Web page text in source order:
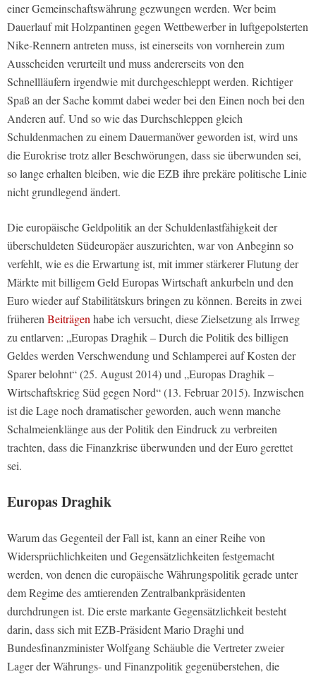
einer Gemeinschaftswährung gezwungen werden. Wer beim
Dauerlauf mit Holzpantinen gegen Wettbewerber in luftgepolsterten
Nike-Rennern antreten muss, ist einerseits von vornherein zum
Ausscheiden verurteilt und muss andererseits von den
Schnellläufern irgendwie mit durchgeschleppt werden. Richtiger
Spaß an der Sache kommt dabei weder bei den Einen noch bei den
Anderen auf. Und so wie das Durchschleppen gleich
Schuldenmachen zu einem Dauermanöver geworden ist, wird uns
die Eurokrise trotz aller Beschwörungen, dass sie überwunden sei,
so lange erhalten bleiben, wie die EZB ihre prekäre politische Linie
nicht grundlegend ändert.
Die europäische Geldpolitik an der Schuldenlastfähigkeit der
überschuldeten Südeuropäer auszurichten, war von Anbeginn so
verfehlt, wie es die Erwartung ist, mit immer stärkerer Flutung der
Märkte mit billigem Geld Europas Wirtschaft ankurbeln und den
Euro wieder auf Stabilitätskurs bringen zu können. Bereits in zwei
früherenBeiträgenhabe ich versucht, diese Zielsetzung als Irrweg
zu entlarven: „Europas Draghik – Durch die Politik des billigen
Geldes werden Verschwendung und Schlamperei auf Kosten der
Sparer belohnt“ (25. August 2014) und „Europas Draghik –
Wirtschaftskrieg Süd gegen Nord“ (13. Februar 2015). Inzwischen
ist die Lage noch dramatischer geworden, auch wenn manche
Schalmeienklänge aus der Politik den Eindruck zu verbreiten
trachten, dass die Finanzkrise überwunden und der Euro gerettet
sei.
Europas Draghik
Warum das Gegenteil der Fall ist, kann an einer Reihe von
Widersprüchlichkeiten und Gegensätzlichkeiten festgemacht
werden, von denen die europäische Währungspolitik gerade unter
dem Regime des amtierenden Zentralbankpräsidenten
durchdrungen ist. Die erste markante Gegensätzlichkeit besteht
darin, dass sich mit EZB-Präsident Mario Draghi und
Bundesfinanzminister Wolfgang Schäuble die Vertreter zweier
Lager der Währungs- und Finanzpolitik gegenüberstehen, die